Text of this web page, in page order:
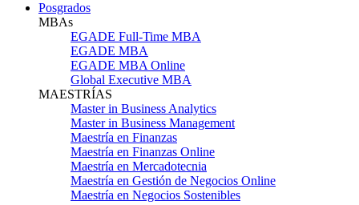
Posgrados
MBAs
EGADE Full-Time MBA
EGADE MBA
EGADE MBA Online
Global Executive MBA
MAESTRÍAS
Master in Business Analytics
Master in Business Management
Maestría en Finanzas
Maestría en Finanzas Online
Maestría en Mercadotecnia
Maestría en Gestión de Negocios Online
Maestría en Negocios Sostenibles